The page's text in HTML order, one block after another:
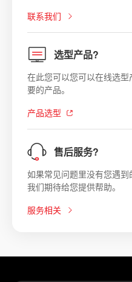
联系我们
选型产品?
在此您可以您可以在线选
要的产品。
产品选型
售后服务?
如果常见问题里没有您遇到
我们期待给您提供帮助。
服务相关